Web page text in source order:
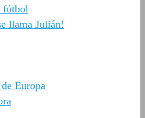
fútbol
llama Julián!
Europa